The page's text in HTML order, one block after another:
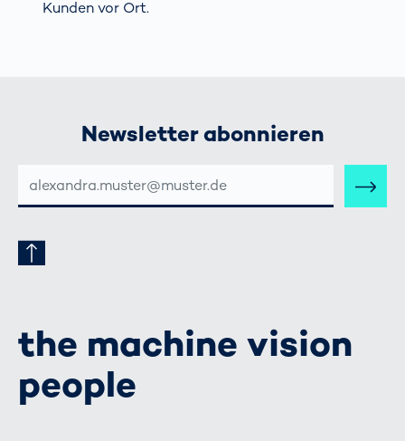
Kunden vor Ort.
Newsletter abonnieren
MAIL-
ADRESSE
the machine vision
people